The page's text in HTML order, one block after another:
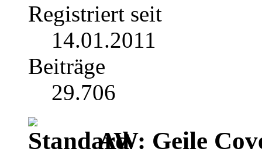
Registriert seit
14.01.2011
Beiträge
29.706
AW: Geile